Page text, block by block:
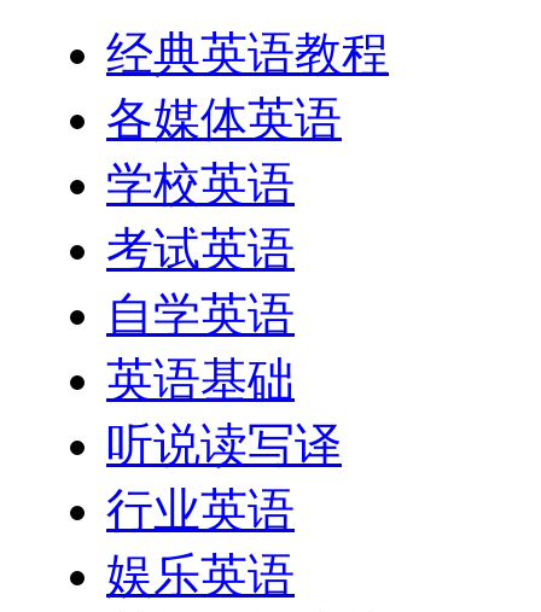
经典英语教程
各媒体英语
学校英语
考试英语
自学英语
英语基础
听说读写译
行业英语
娱乐英语